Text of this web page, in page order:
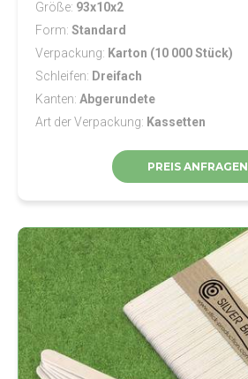
Größe 93x10x2
Form Standard
Verpackung
Karton (10 000 Stück)
Schleifen
Dreifach
Kanten Abgerundete
Art der Verpackung
Kassetten
PREIS ANFRAGEN